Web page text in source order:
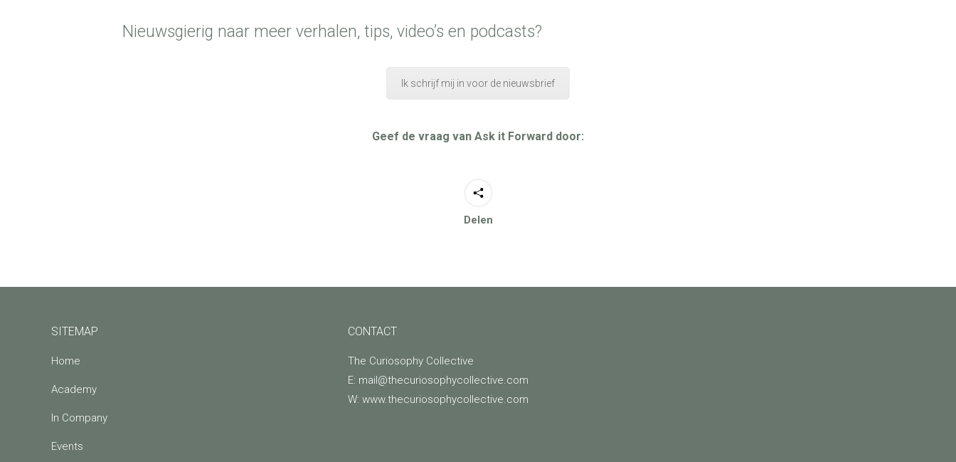
Nieuwsgierig naar meer verhalen, tips, video’s en podcasts?
Ik schrijf mij in voor de nieuwsbrief
Geef de vraag van Ask it Forward door:
Delen
SITEMAP
Home
Academy
In Company
Events
CONTACT
The Curiosophy Collective
E: mail@thecuriosophycollective.com
W: www.thecuriosophycollective.com